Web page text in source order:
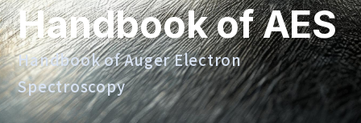
Handbook of AES
Handbook of Auger Electron
Spectroscopy